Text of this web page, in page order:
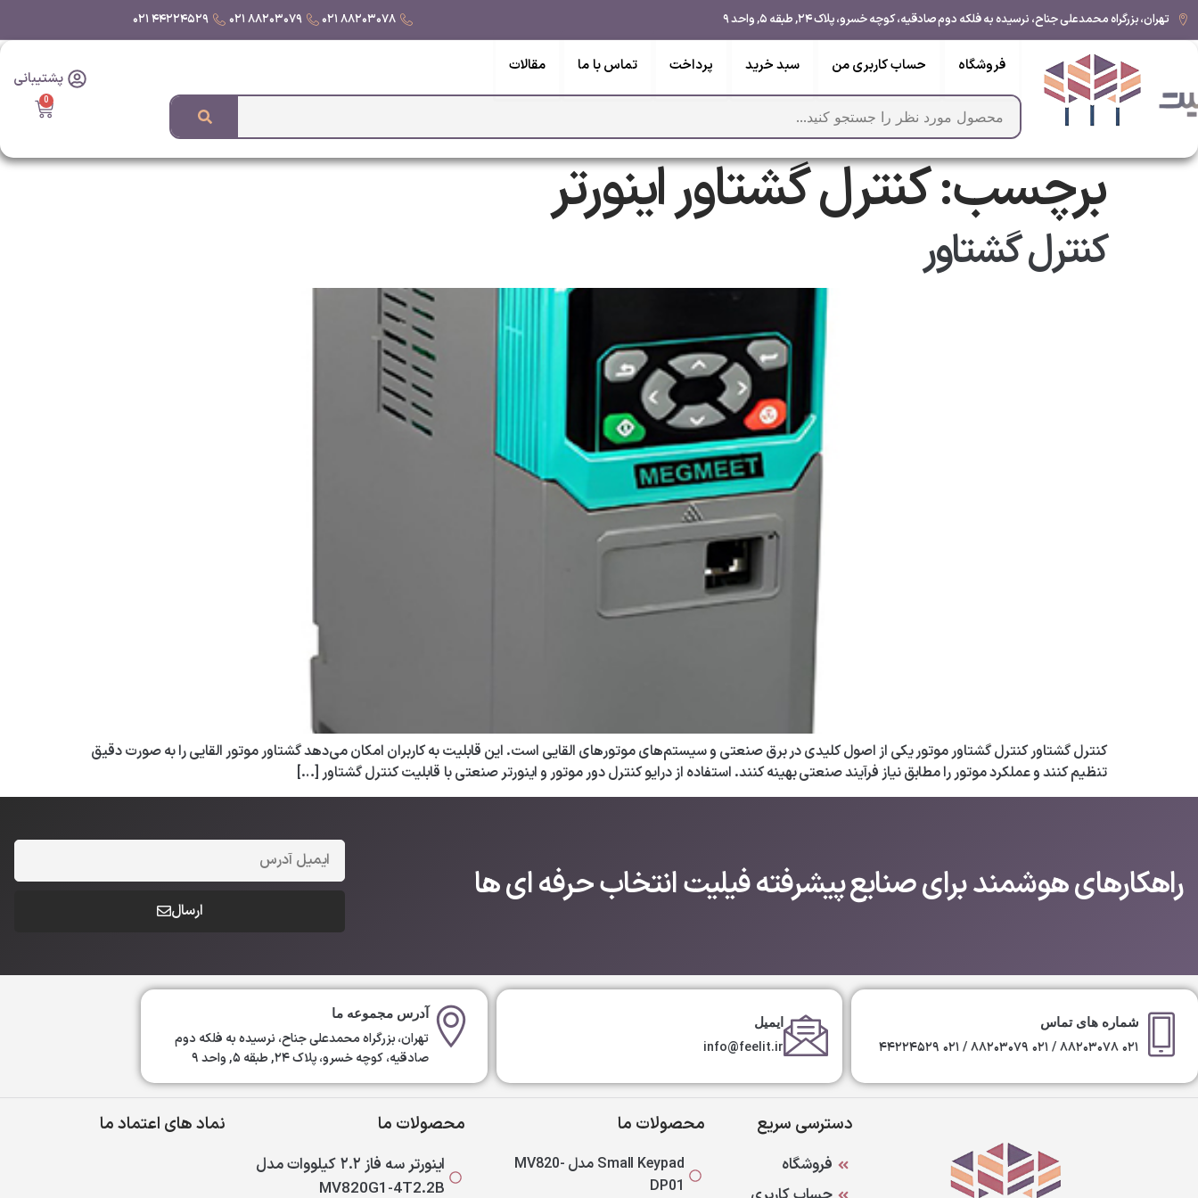
تهران، بزرگراه محمدعلی جناح، نرسیده به فلکه دوم صادقیه، کوچه خسرو، پلاک ۲۴, طبقه ۵, واحد ۹ ۸۸۲۰۳۰۷۸ ۰۲۱ ۸۸۲۰۳۰۷۹ ۰۲۱ ۴۴۲۲۴۵۲۹ ۰۲۱
فروشگاه حساب کاربری من سبد خرید پرداخت تماس با ما مقالات
پشتیبانی
0
برچسب:کنترل گشتاور اینورتر
کنترل گشتاور
کنترل گشتاور کنترل گشتاور موتور یکی از اصول کلیدی در برق صنعتی و سیستم‌های موتورهای القایی است. این قابلیت به کاربران امکان می‌دهد گشتاور موتور القایی را به صورت دقیق
تنظیم کنند و عملکرد موتور را مطابق نیاز فرآیند صنعتی بهینه کنند. استفاده از درایو کنترل دور موتور و اینورتر صنعتی با قابلیت کنترل گشتاور […]
راهکارهای هوشمند برای صنایع پیشرفته فیلیت انتخاب حرفه ای ها
ارسال
شماره های تماس
۰۲۱ ۸۸۲۰۳۰۷۸ / ۰۲۱ ۸۸۲۰۳۰۷۹ / ۰۲۱ ۴۴۲۲۴۵۲۹
ایمیل
info@feelit.ir
آدرس مجموعه ما
تهران، بزرگراه محمدعلی جناح، نرسیده به فلکه دوم
صادقیه، کوچه خسرو، پلاک ۲۴, طبقه ۵, واحد ۹
دسترسی سریع
فروشگاه
محصولات ما
Small Keypad مدل MV820-
DP01
محصولات ما
اینورتر سه فاز ۲.۲ کیلووات مدل
MV820G1-4T2.2B
نماد های اعتماد ما